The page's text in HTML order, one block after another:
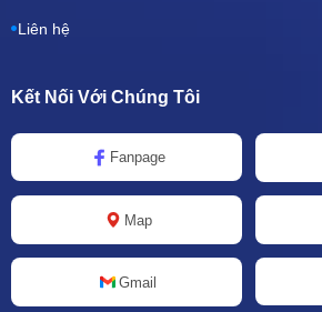
Liên hệ
Kết Nối Với Chúng Tôi
Fanpage
Map
Gmail